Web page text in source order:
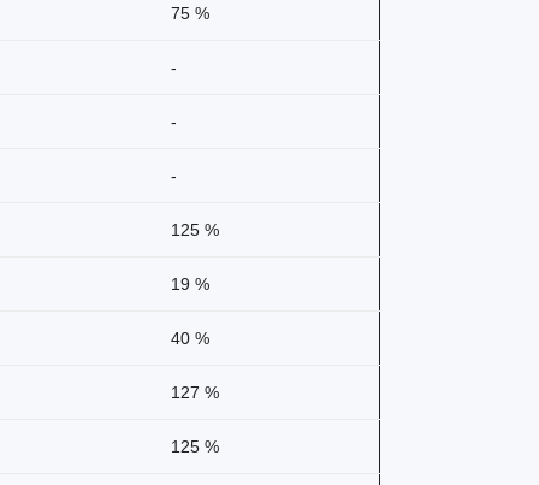
75 %
-
-
-
125 %
19 %
40 %
127 %
125 %